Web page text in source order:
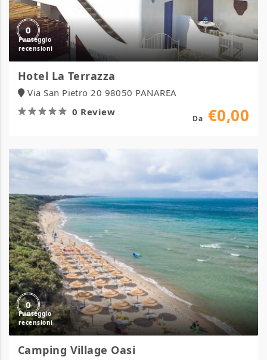
0
Hotel La Terrazza
Via San Pietro 20 98050 PANAREA
0 Review
Da €0,00
0
Camping
Oasi
Camping Village Oasi